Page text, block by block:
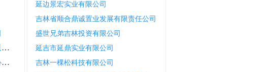
中国邮政速递物流股份有限公司延边州分公司发展营业部
中汇寿保险股份有限公司延边中心支公司
延边景宏实业有限公司
吉林省顺合鼎诚置业发展有限责任公司
盛世兄弟吉林投资有限公司
延吉市延鼎实业有限公司
吉林一棵松科技有限公司